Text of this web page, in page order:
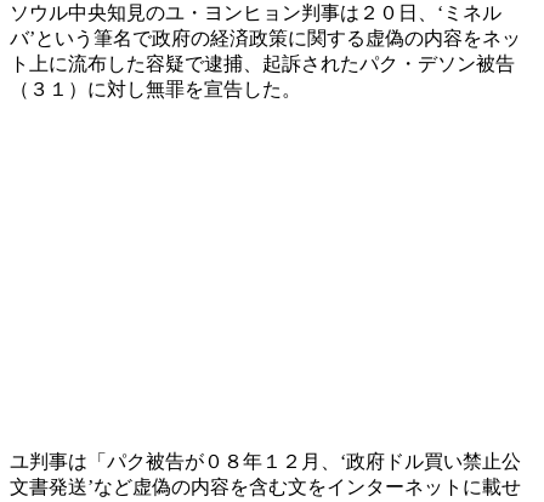
ソウル中央知見のユ・ヨンヒョン判事は２０日、‘ミネル
バ’という筆名で政府の経済政策に関する虚偽の内容をネッ
ト上に流布した容疑で逮捕、起訴されたパク・デソン被告
（３１）に対し無罪を宣告した。
ユ判事は「パク被告が０８年１２月、‘政府ドル買い禁止公
文書発送’など虚偽の内容を含む文をインターネットに載せ